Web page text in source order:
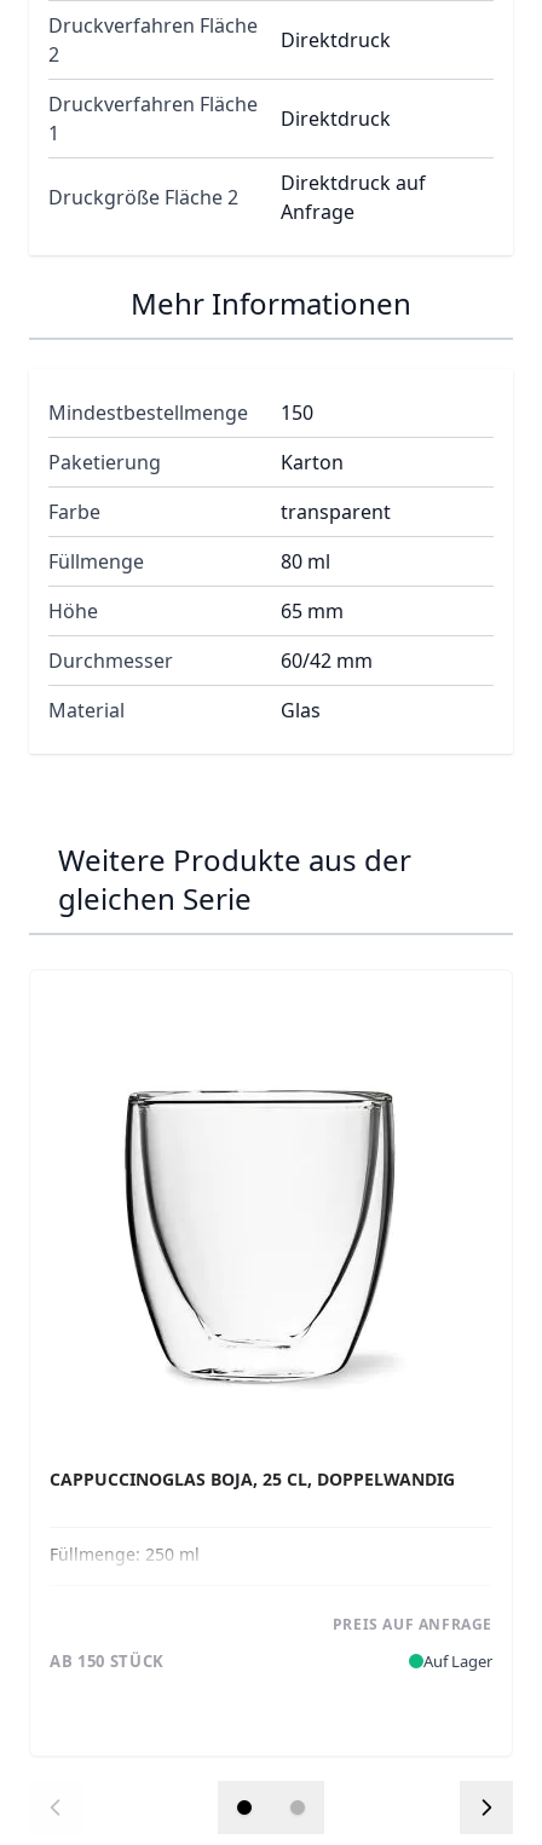
Druckverfahren Fläche
2
Direktdruck
Druckverfahren Fläche
1
Direktdruck
Druckgröße Fläche 2
Direktdruck auf
Anfrage
Mehr Informationen
Mindestbestellmenge
150
Paketierung
Karton
Farbe
transparent
Füllmenge
80 ml
Höhe
65 mm
Durchmesser
60/42 mm
Material
Glas
Weitere Produkte aus der
gleichen Serie
CAPPUCCINOGLAS BOJA, 25 CL, DOPPELWANDIG
Füllmenge: 250 ml
PREIS AUF ANFRAGE
AB 150 STÜCK Auf Lager